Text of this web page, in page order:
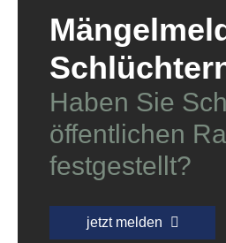
Haben Sie
öffentlichen
festgestellt?
jetzt melden